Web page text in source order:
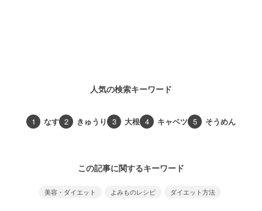
人気の検索キーワード
1 なす 2 きゅうり 3 大根 4 キャベツ 5 そうめん
この記事に関するキーワード
美容・ダイエット よみものレシピ ダイエット方法